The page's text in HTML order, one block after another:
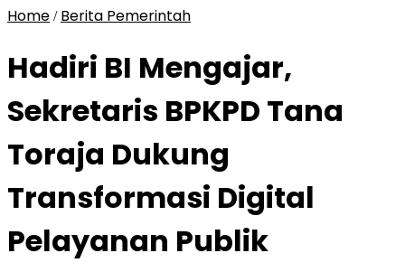
Home / Berita Pemerintah
Hadiri BI Mengajar,
Sekretaris BPKPD Tana
Toraja Dukung
Transformasi Digital
Pelayanan Publik